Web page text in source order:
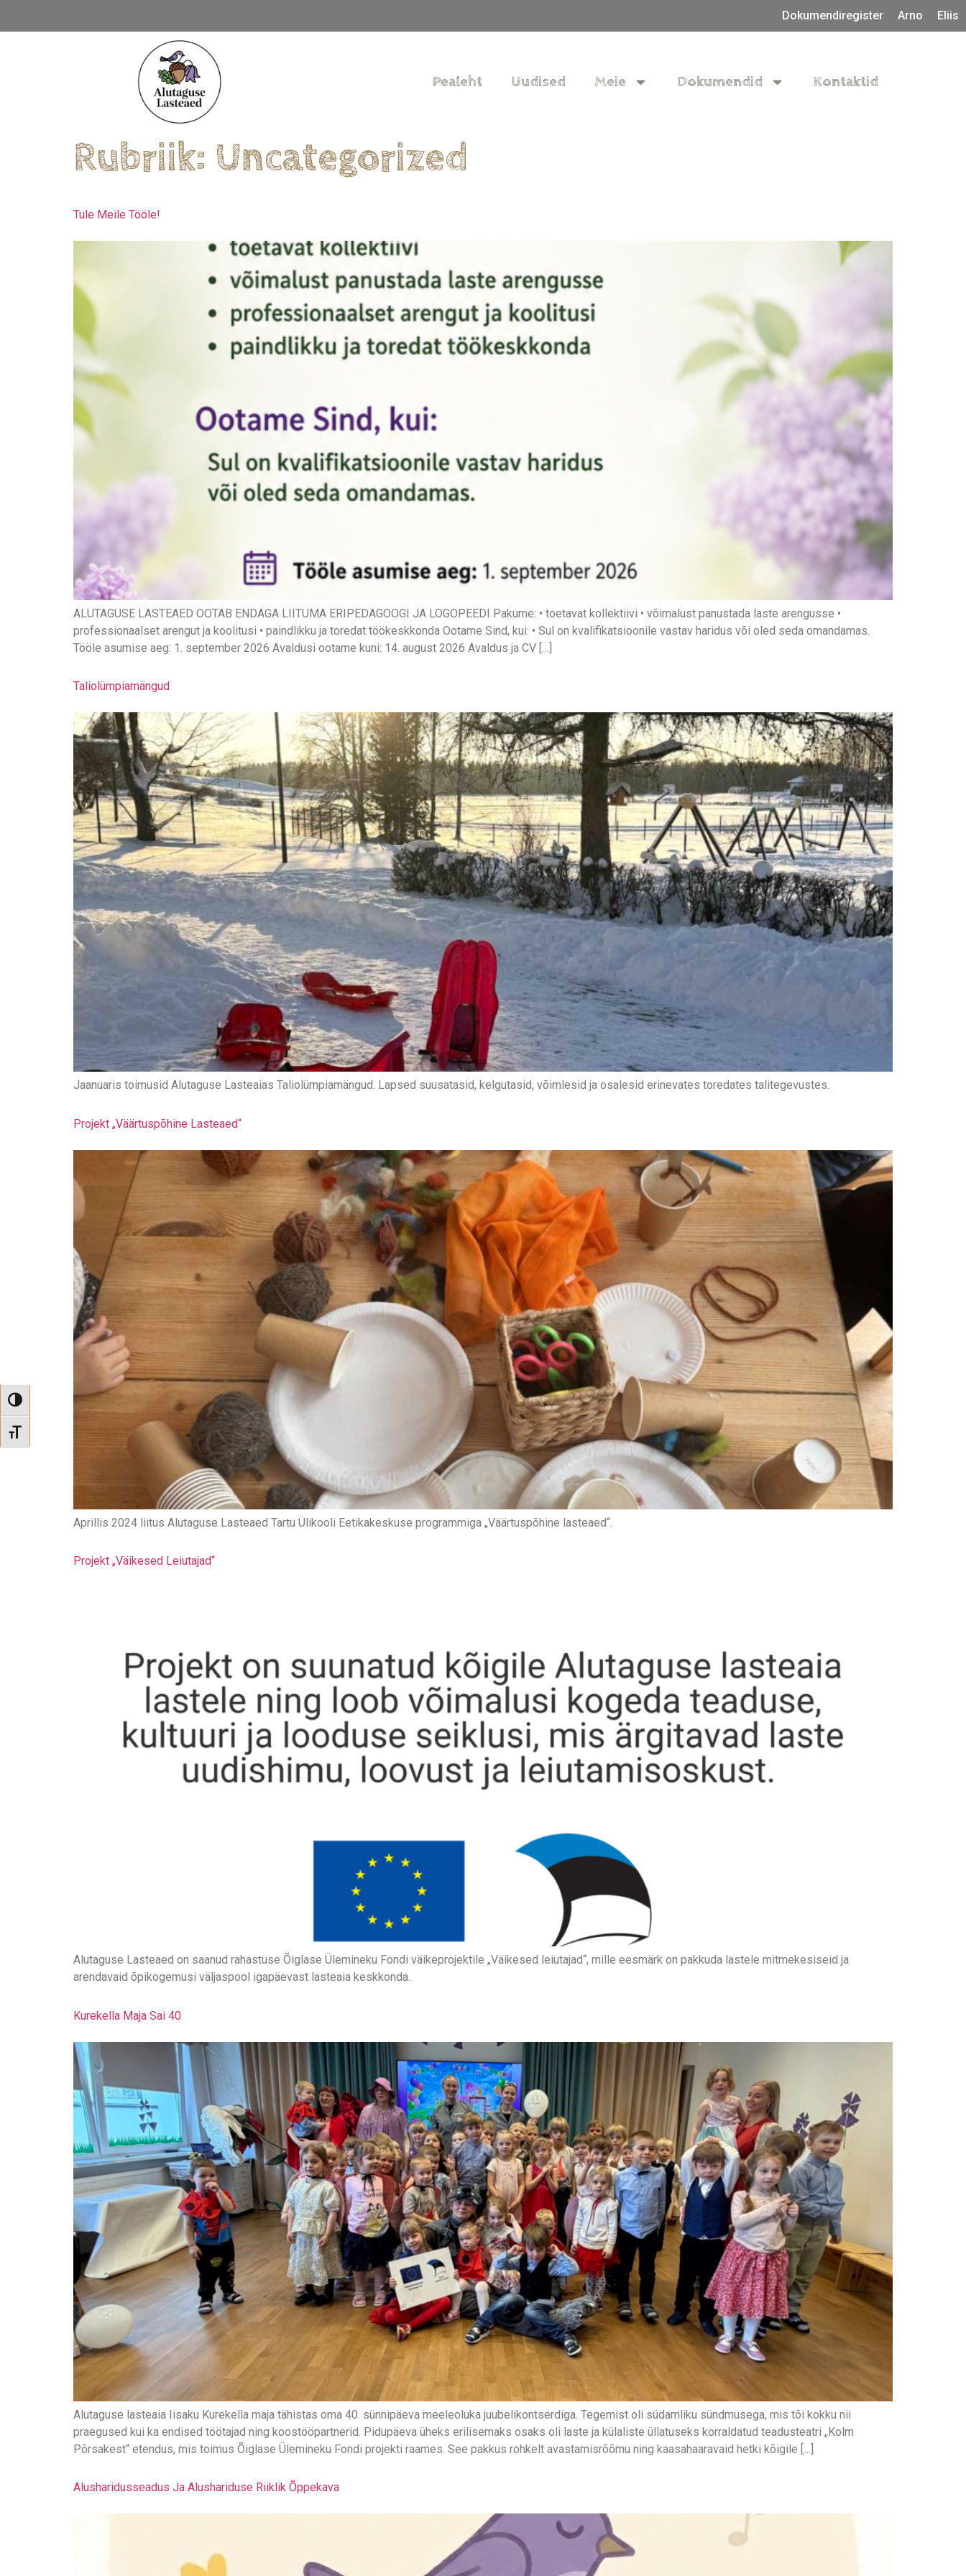
Toggle High Contrast
Toggle Font size
Dokumendiregister Arno Eliis
Pealeht Uudised Meie Dokumendid Kontaktid
Rubriik: Uncategorized
Tule Meile Tööle!
ALUTAGUSE LASTEAED OOTAB ENDAGA LIITUMA ERIPEDAGOOGI JA LOGOPEEDI Pakume: • toetavat kollektiivi • võimalust panustada laste arengusse •
professionaalset arengut ja koolitusi • paindlikku ja toredat töökeskkonda Ootame Sind, kui: • Sul on kvalifikatsioonile vastav haridus või oled seda omandamas.
Tööle asumise aeg: 1. september 2026 Avaldusi ootame kuni: 14. august 2026 Avaldus ja CV […]
Taliolümpiamängud
Jaanuaris toimusid Alutaguse Lasteaias Taliolümpiamängud. Lapsed suusatasid, kelgutasid, võimlesid ja osalesid erinevates toredates talitegevustes.
Projekt „Väärtuspõhine Lasteaed“
Aprillis 2024 liitus Alutaguse Lasteaed Tartu Ülikooli Eetikakeskuse programmiga „Väärtuspõhine lasteaed“.
Projekt „Väikesed Leiutajad“
Alutaguse Lasteaed on saanud rahastuse Õiglase Ülemineku Fondi väikeprojektile „Väikesed leiutajad“, mille eesmärk on pakkuda lastele mitmekesiseid ja
arendavaid õpikogemusi väljaspool igapäevast lasteaia keskkonda.
Kurekella Maja Sai 40
Alutaguse lasteaia Iisaku Kurekella maja tähistas oma 40. sünnipäeva meeleoluka juubelikontserdiga. Tegemist oli südamliku sündmusega, mis tõi kokku nii
praegused kui ka endised töötajad ning koostööpartnerid. Pidupäeva üheks erilisemaks osaks oli laste ja külaliste üllatuseks korraldatud teadusteatri „Kolm
Põrsakest“ etendus, mis toimus Õiglase Ülemineku Fondi projekti raames. See pakkus rohkelt avastamisrõõmu ning kaasahaaravaid hetki kõigile […]
Alusharidusseadus Ja Alushariduse Riiklik Õppekava